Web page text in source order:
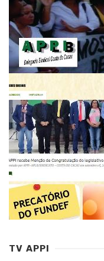
TV APPI